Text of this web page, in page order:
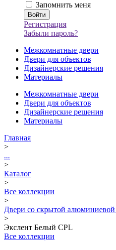
Запомнить меня
Регистрация
Забыли пароль?
Межкомнатные двери
Двери для объектов
Дизайнерские решения
Материалы
Межкомнатные двери
Двери для объектов
Дизайнерские решения
Материалы
Главная
>
...
>
Каталог
>
Все коллекции
>
Двери со скрытой алюминиевой
>
Экслент Белый CPL
Все коллекции